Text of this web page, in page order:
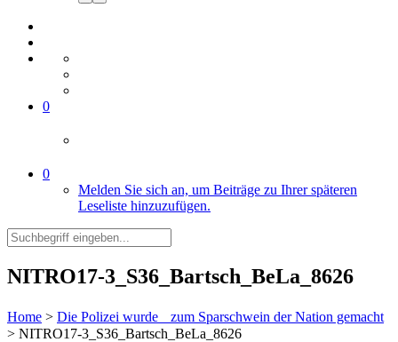
0
0
Melden Sie sich an, um Beiträge zu Ihrer späteren
Leseliste hinzuzufügen.
NITRO17-3_S36_Bartsch_BeLa_8626
Home > Die Polizei wurde zum Sparschwein der Nation gemacht
> NITRO17-3_S36_Bartsch_BeLa_8626